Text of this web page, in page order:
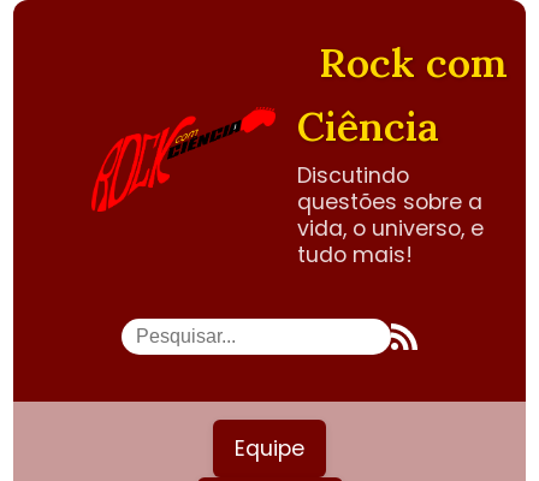
Rock com
Ciência
Discutindo
questões sobre a
vida, o universo, e
tudo mais!
Equipe